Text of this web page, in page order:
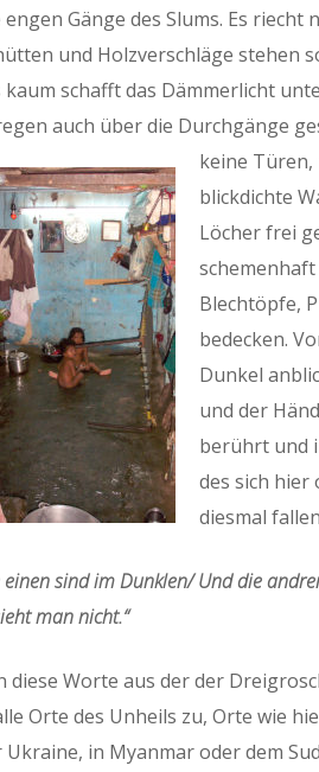
Gänge des Slums. Es
und Holzverschläge stehen
kaum schafft das Dämmerlicht
auch über die Durchgänge
keine
blickdichte
Löcher frei
Blechtöpfe,
bedecken.
Dunkel
und der
berührt und
des sich hier
diesmal
einen sind im Dunklen/ Und die
man nicht.“
diese Worte aus der der
Orte des Unheils zu, Orte wie
Ukraine, in Myanmar oder dem